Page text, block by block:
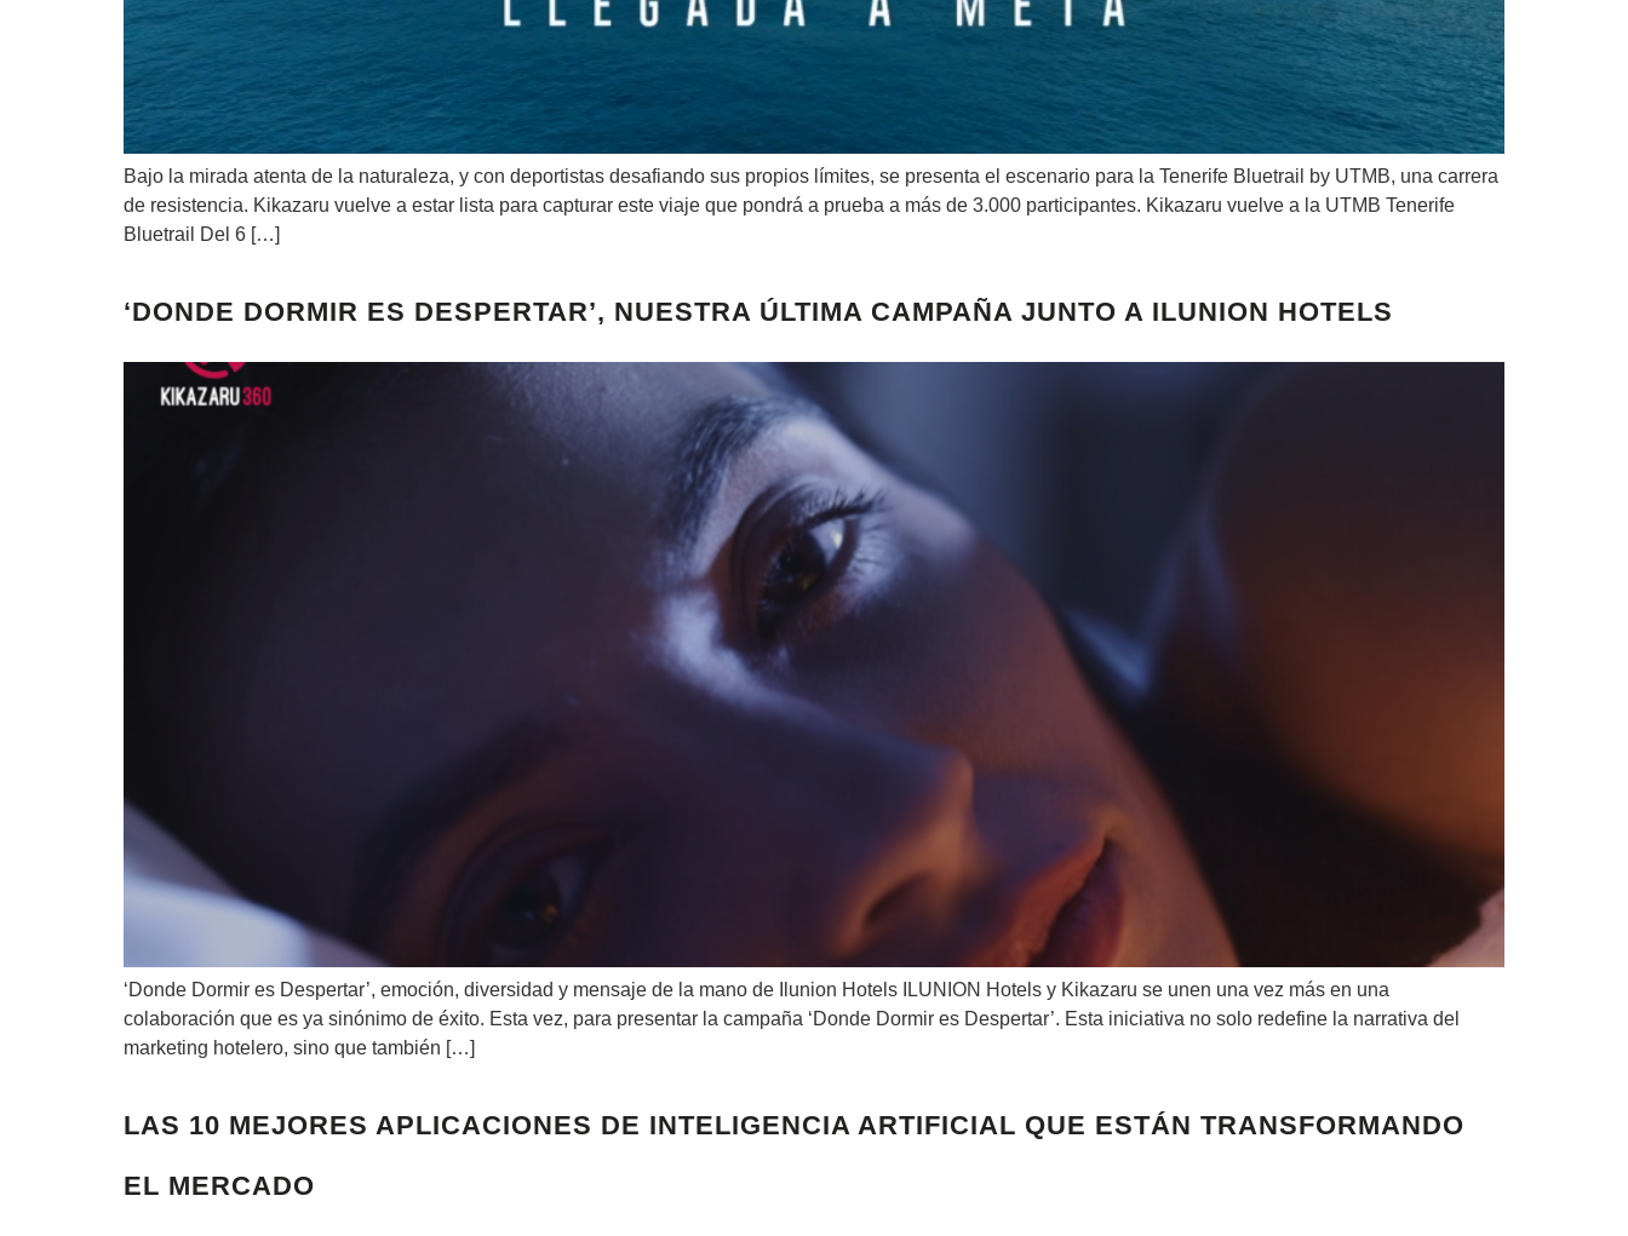
Bajo la mirada atenta de la naturaleza, y con deportistas desafiando sus propios límites, se presenta el escenario para la Tenerife Bluetrail by UTMB, una carrera
de resistencia. Kikazaru vuelve a estar lista para capturar este viaje que pondrá a prueba a más de 3.000 participantes. Kikazaru vuelve a la UTMB Tenerife
Bluetrail Del 6 […]
‘DONDE DORMIR ES DESPERTAR’, NUESTRA ÚLTIMA CAMPAÑA JUNTO A ILUNION HOTELS
‘Donde Dormir es Despertar’, emoción, diversidad y mensaje de la mano de Ilunion Hotels ILUNION Hotels y Kikazaru se unen una vez más en una
colaboración que es ya sinónimo de éxito. Esta vez, para presentar la campaña ‘Donde Dormir es Despertar’. Esta iniciativa no solo redefine la narrativa del
marketing hotelero, sino que también […]
LAS 10 MEJORES APLICACIONES DE INTELIGENCIA ARTIFICIAL QUE ESTÁN TRANSFORMANDO
EL MERCADO